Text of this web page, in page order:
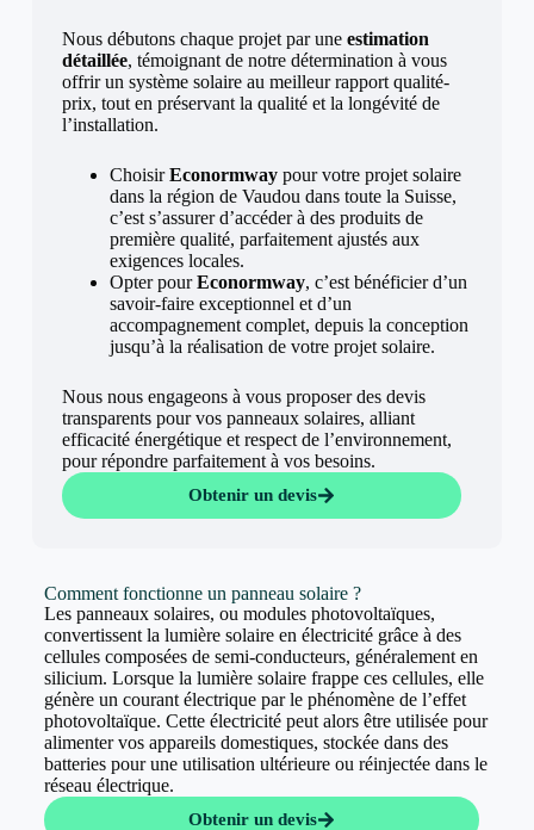
Nous débutons chaque projet par une estimation
détaillée, témoignant de notre détermination à vous
offrir un système solaire au meilleur rapport qualité-
prix, tout en préservant la qualité et la longévité de
l’installation.
ChoisirEconormwaypour votre projet solaire
dans la région de Vaudou dans toute la Suisse,
c’est s’assurer d’accéder à des produits de
première qualité, parfaitement ajustés aux
exigences locales.
Opter pourEconormway, c’est bénéficier d’un
savoir-faire exceptionnel et d’un
accompagnement complet, depuis la conception
jusqu’à la réalisation de votre projet solaire.
Nous nous engageons à vous proposer des devis
transparents pour vos panneaux solaires, alliant
efficacité énergétique et respect de l’environnement,
pour répondre parfaitement à vos besoins.
Obtenir un devis
Comment fonctionne un panneau solaire ?
Les panneaux solaires, ou modules photovoltaïques,
convertissent la lumière solaire en électricité grâce à des
cellules composées de semi-conducteurs, généralement en
silicium. Lorsque la lumière solaire frappe ces cellules, elle
génère un courant électrique par le phénomène de l’effet
photovoltaïque. Cette électricité peut alors être utilisée pour
alimenter vos appareils domestiques, stockée dans des
batteries pour une utilisation ultérieure ou réinjectée dans le
réseau électrique.
Obtenir un devis